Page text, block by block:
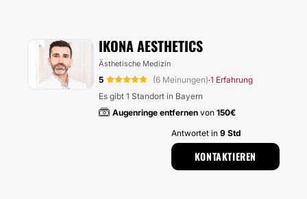
IKONA AESTHETICS
Ästhetische Medizin
5 (6 Meinungen)·1 Erfahrung
Es gibt 1 Standort in Bayern
Augenringe entfernen von 150€
Antwortet in 9 Std
KONTAKTIEREN